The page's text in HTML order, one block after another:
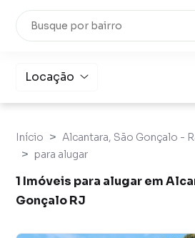
Locação
Início
Alcantara, São Gonçalo -
para alugar
1 Imóveis para alugar em
Gonçalo RJ